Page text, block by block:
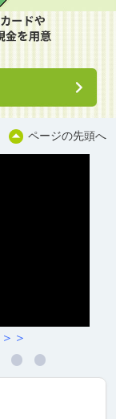
ページの先頭へ